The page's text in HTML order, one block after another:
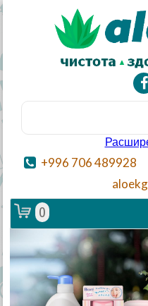
+996 706 489928
0